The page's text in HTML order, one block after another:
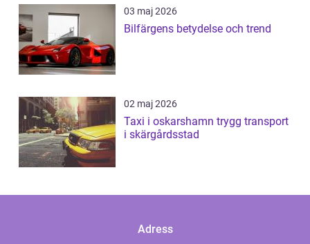
03 maj 2026
Bilfärgens betydelse och trend
02 maj 2026
Taxi i oskarshamn trygg transport
i skärgårdsstad
Adress